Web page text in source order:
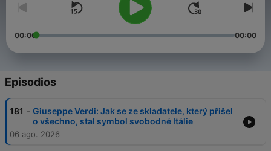
00:00 00:00
Episodios
181 - Giuseppe Verdi: Jak se ze skladatele, který přišel
o všechno, stal symbol svobodné Itálie
06 ago. 2026